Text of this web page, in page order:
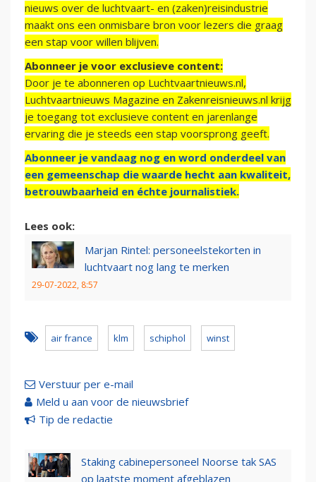
nieuws over de luchtvaart- en (zaken)reisindustrie
maakt ons een onmisbare bron voor lezers die graag
een stap voor willen blijven.
Abonneer je voor exclusieve content:
Door je te abonneren op Luchtvaartnieuws.nl,
Luchtvaartnieuws Magazine en Zakenreisnieuws.nl krijg
je toegang tot exclusieve content en jarenlange
ervaring die je steeds een stap voorsprong geeft.
Abonneer je vandaag nog en word onderdeel van
een gemeenschap die waarde hecht aan kwaliteit,
betrouwbaarheid en échte journalistiek.
Lees ook:
Marjan Rintel: personeelstekorten in
luchtvaart nog lang te merken
29-07-2022, 8:57
air france klm schiphol winst
Verstuur per e-mail
Meld u aan voor de nieuwsbrief
Tip de redactie
Staking cabinepersoneel Noorse tak SAS
op laatste moment afgeblazen